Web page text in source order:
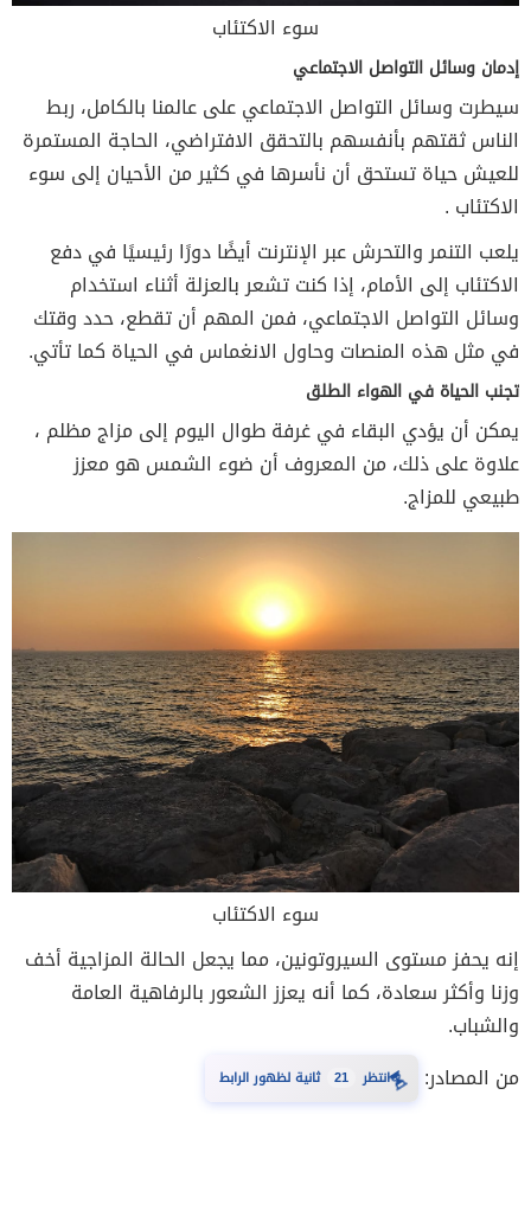
سوء الاكتئاب
إدمان وسائل التواصل الاجتماعي
سيطرت وسائل التواصل الاجتماعي على عالمنا بالكامل، ربط
الناس ثقتهم بأنفسهم بالتحقق الافتراضي، الحاجة المستمرة
للعيش حياة تستحق أن نأسرها في كثير من الأحيان إلى سوء
الاكتئاب .
يلعب التنمر والتحرش عبر الإنترنت أيضًا دورًا رئيسيًا في دفع
الاكتئاب إلى الأمام، إذا كنت تشعر بالعزلة أثناء استخدام
وسائل التواصل الاجتماعي، فمن المهم أن تقطع، حدد وقتك
في مثل هذه المنصات وحاول الانغماس في الحياة كما تأتي.
تجنب الحياة في الهواء الطلق
يمكن أن يؤدي البقاء في غرفة طوال اليوم إلى مزاج مظلم ،
علاوة على ذلك، من المعروف أن ضوء الشمس هو معزز
طبيعي للمزاج.
سوء الاكتئاب
إنه يحفز مستوى السيروتونين، مما يجعل الحالة المزاجية أخف
وزنا وأكثر سعادة، كما أنه يعزز الشعور بالرفاهية العامة
والشباب.
من المصادر: ⏳انتظر 20 ثانية لظهور الرابط